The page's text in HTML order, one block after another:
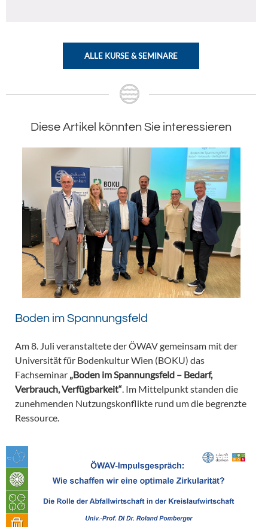
ALLE KURSE & SEMINARE
Diese Artikel könnten Sie interessieren
Boden im Spannungsfeld
Am 8. Juli veranstaltete der ÖWAV gemeinsam mit der
Universität für Bodenkultur Wien (BOKU) das
Fachseminar „Boden im Spannungsfeld – Bedarf,
Verbrauch, Verfügbarkeit“ . Im Mittelpunkt standen die
zunehmenden Nutzungskonflikte rund um die begrenzte
Ressource.